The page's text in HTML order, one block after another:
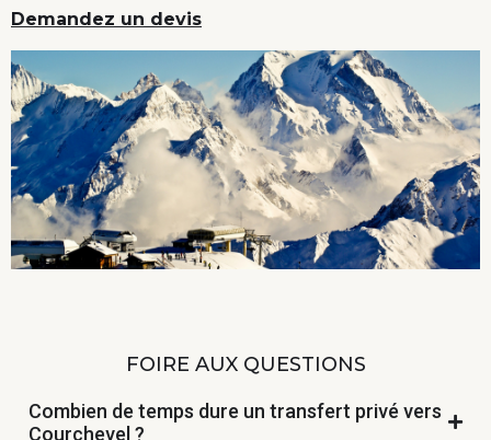
Demandez un devis
FOIRE AUX QUESTIONS
Combien de temps dure un transfert privé vers
Courchevel ?